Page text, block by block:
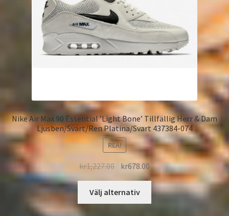
Nike Air Max 90 Essential ’Light Bone’ Tillfällig Herr & Dam
Ljusben/Svart/Ren Platina/Svart 437384-074
REA!
kr1,227.00 kr678.00
Välj alternativ